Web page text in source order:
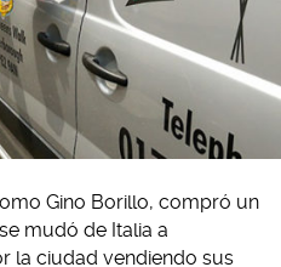
Gino Borillo, compró un
mudó de Italia a
la ciudad vendiendo sus